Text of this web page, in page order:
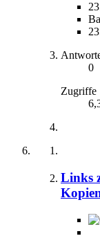
0
Zugriffe
Links